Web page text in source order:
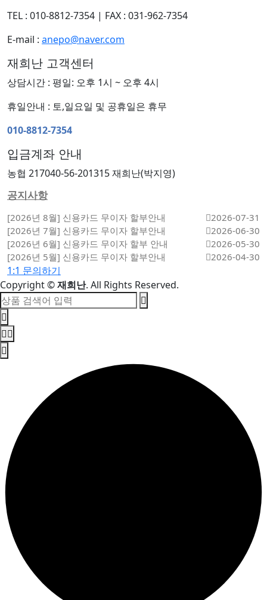
TEL : 010-8812-7354 | FAX : 031-962-7354
E-mail : anepo@naver.com
재희난 고객센터
상담시간 : 평일: 오후 1시 ~ 오후 4시
휴일안내 : 토,일요일 및 공휴일은 휴무
010-8812-7354
입금계좌 안내
농협 217040-56-201315 재희난(박지영)
공지사항
[2026년 8월] 신용카드 무이자 할부안내
2026-07-31
[2026년 7월] 신용카드 무이자 할부안내
2026-06-30
[2026년 6월] 신용카드 무이자 할부 안내
2026-05-30
[2026년 5월] 신용카드 무이자 할부안내
2026-04-30
1:1 문의하기
Copyright©재희난. All Rights Reserved.